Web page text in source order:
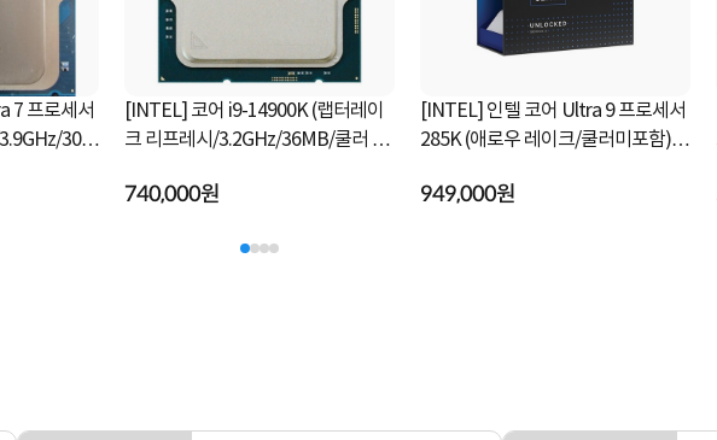
7 프로세서
[INTEL] 코어 i9-14900K (랩터레이
크 리프레시/3.2GHz/36MB/쿨러 미
740,000원
[INTEL] 인텔 코어 Ultra 9 프로세서
285K (애로우 레이크/쿨러미포함)
949,000원